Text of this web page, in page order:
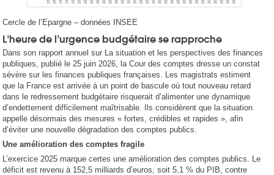
Cercle de l’Epargne – données INSEE
L’heure de l’urgence budgétaire se rapproche
Dans son rapport annuel sur La situation et les perspectives des finances
publiques, publié le 25 juin 2026, la Cour des comptes dresse un constat
sévère sur les finances publiques françaises. Les magistrats estiment
que la France est arrivée à un point de bascule où tout nouveau retard
dans le redressement budgétaire risquerait d’alimenter une dynamique
d’endettement difficilement maîtrisable. Ils considèrent que la situation
appelle désormais des mesures « fortes, crédibles et rapides », afin
d’éviter une nouvelle dégradation des comptes publics.
Une amélioration des comptes fragile
L’exercice 2025 marque certes une amélioration des comptes publics. Le
déficit est revenu à 152,5 milliards d’euros, soit 5,1 % du PIB, contre